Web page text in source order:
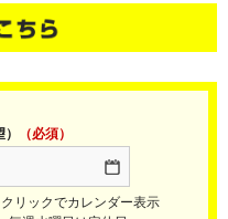
（必須）
リックでカレンダー表示